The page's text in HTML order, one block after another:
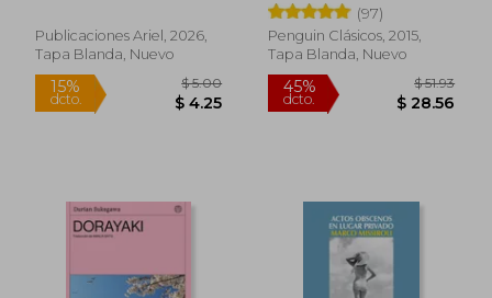
Publicaciones Ariel, 2026,
Tapa Blanda, Nuevo
15%
(97)
Penguin Clásicos, 2015,
Tapa Blanda, Nuevo
45%